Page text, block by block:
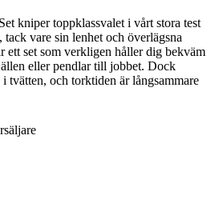
kniper toppklassvalet i vårt stora test
tack vare sin lenhet och överlägsna
ett set som verkligen håller dig bekväm
eller pendlar till jobbet. Dock
tvätten, och torktiden är långsammare